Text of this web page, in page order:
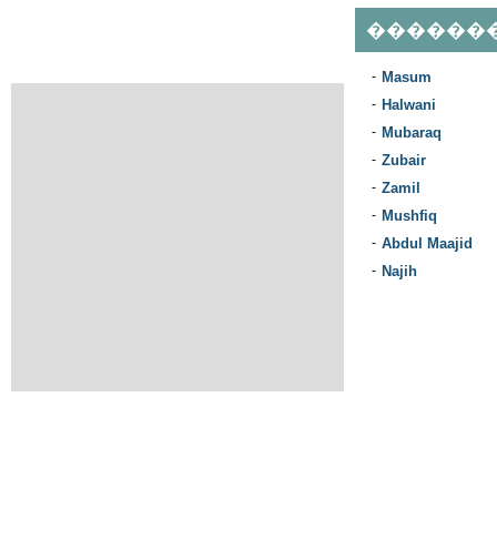
- Masum
- Halwani
- Mubaraq
- Zubair
- Zamil
- Mushfiq
- Abdul Maajid
- Najih